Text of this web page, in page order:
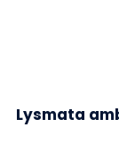
Lysmata